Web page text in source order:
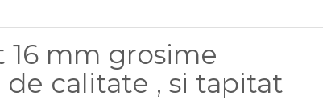
mm grosime
calitate , si tapitat